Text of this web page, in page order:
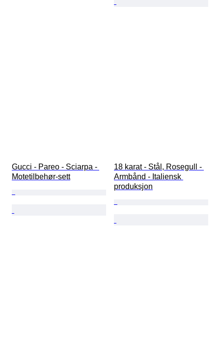
Gucci - Pareo - Sciarpa -
Motetilbehør-sett
18 karat - Stål, Rosegull -
Armbånd - Italiensk
produksjon